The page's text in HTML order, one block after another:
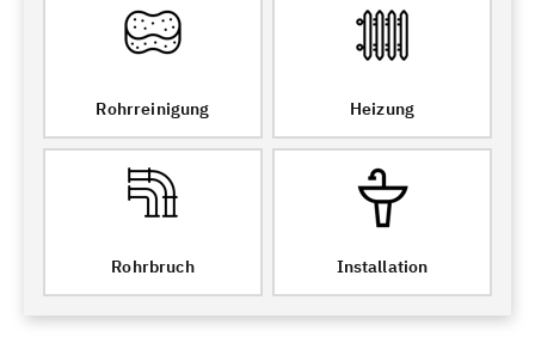
Rohrreinigung Heizung
Rohrbruch Installation